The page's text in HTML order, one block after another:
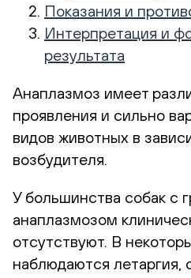
Показания и
Интерпретация и
результата
Анаплазмоз имеет
проявления и сильно
видов животных в
возбудителя.
У большинства собак с
анаплазмозом
отсутствуют. В
наблюдаются летаргия,